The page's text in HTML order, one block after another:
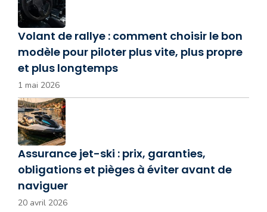
Volant de rallye : comment choisir le bon
modèle pour piloter plus vite, plus propre
et plus longtemps
1 mai 2026
Assurance jet-ski : prix, garanties,
obligations et pièges à éviter avant de
naviguer
20 avril 2026